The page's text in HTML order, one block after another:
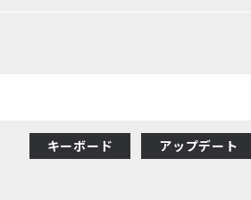
キーボード アップデート